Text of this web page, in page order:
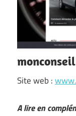
Site web :
A lire en